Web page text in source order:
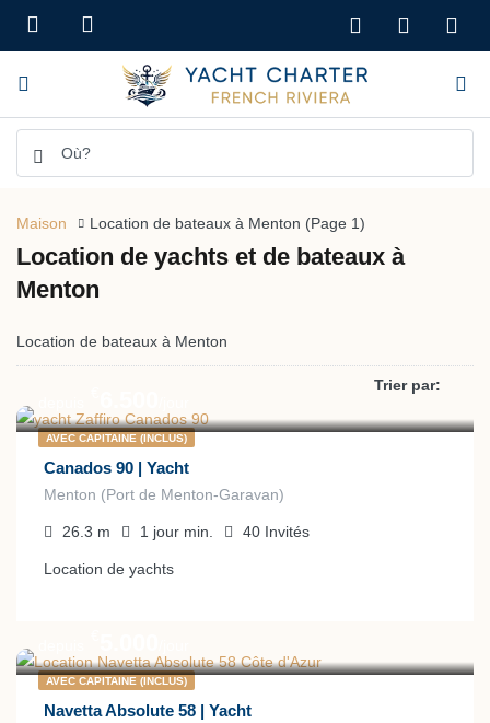
Maison Location de bateaux à Menton (Page 1)
Location de yachts et de bateaux à
Menton
Location de bateaux à Menton
Trier par:
AVEC CAPITAINE (INCLUS)
Canados 90 | Yacht
Menton (Port de Menton-Garavan)
26.3 m 1 jour min. 40 Invités
Location de yachts
AVEC CAPITAINE (INCLUS)
Navetta Absolute 58 | Yacht